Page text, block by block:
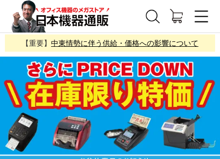
【重要】 中東情勢に伴う供給・価格への影響について